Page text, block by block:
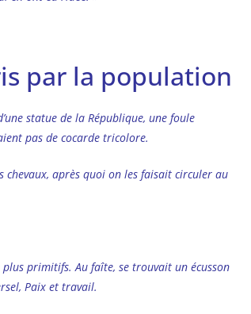
par la population
statue de la République, une foule
pas de cocarde tricolore.
après quoi on les faisait circuler au
primitifs. Au faîte, se trouvait un écusson
Paix et travail.